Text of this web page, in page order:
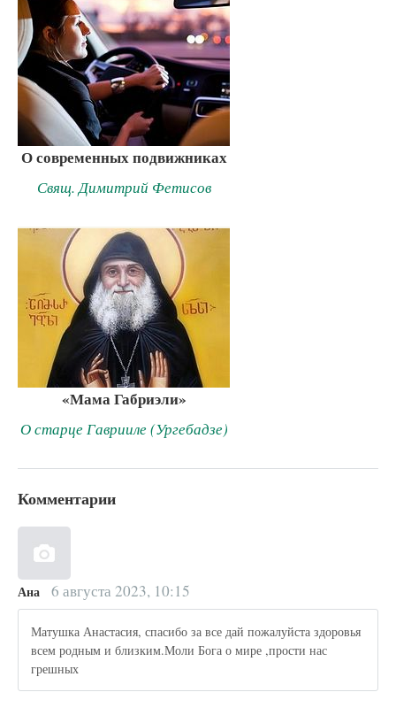
О современных подвижниках
Свящ. Димитрий Фетисов
«Мама Габриэли»
О старце Гаврииле (Ургебадзе)
Комментарии
Ана 6 августа 2023, 10:15
Матушка Анастасия, спасибо за все дай пожалуйста здоровья
всем родным и близким.Моли Бога о мире ,прости нас
грешных